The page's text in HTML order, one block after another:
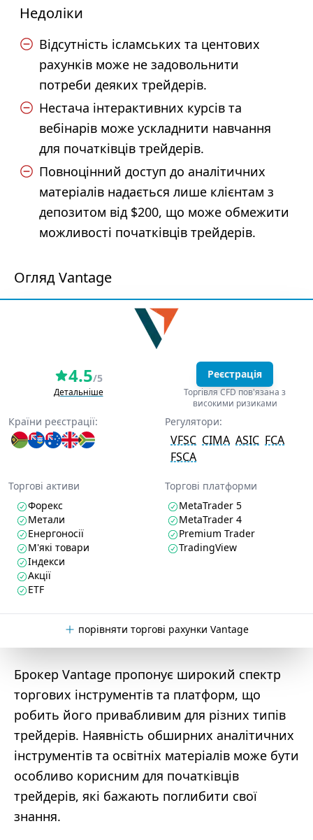
Недоліки
Відсутність ісламських та центових
рахунків може не задовольнити
потреби деяких трейдерів.
Нестача інтерактивних курсів та
вебінарів може ускладнити навчання
для початківців трейдерів.
Повноцінний доступ до аналітичних
матеріалів надається лише клієнтам з
депозитом від $200, що може обмежити
можливості початківців трейдерів.
Огляд Vantage
4.5/5
Детальніше
Реєстрація
Торгівля CFD пов'язана з
високими ризиками
Країни реєстрації: Регулятори:
VFSC CIMA ASIC FCA
FSCA
Торгові активи
Форекс
Метали
Енергоносії
М'які товари
Індекси
Акції
ETF
Торгові платформи
MetaTrader 5
MetaTrader 4
Premium Trader
TradingView
порівняти торгові рахунки Vantage
Брокер Vantage пропонує широкий спектр
торгових інструментів та платформ, що
робить його привабливим для різних типів
трейдерів. Наявність обширних аналітичних
інструментів та освітніх матеріалів може бути
особливо корисним для початківців
трейдерів, які бажають поглибити свої
знання.